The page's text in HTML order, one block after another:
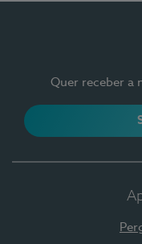
Quer receber a